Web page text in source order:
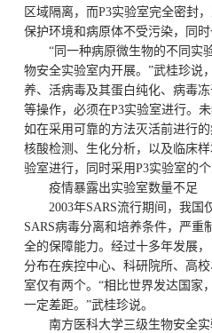
区域隔离，而P3实验室完全密封
保护环境和病原体不受污染，同时
“同一种病原微生物的不同实
物安全实验室内开展。”武桂珍说
养、活病毒及其蛋白纯化、病毒
等操作，必须在P3实验室进行。
如在采用可靠的方法灭活前进行
核酸检测、生化分析，以及临床
验室进行，同时采用P3实验室的个
疫情暴露出实验室数量不足
2003年SARS流行期间，我
SARS病毒分离和培养条件，严重
全的保障能力。经过十多年发展，
分布在疾控中心、科研院所、高
室仅有两个。“相比世界发达国家
一定差距。”武桂珍说。
南方医科大学三级生物安全